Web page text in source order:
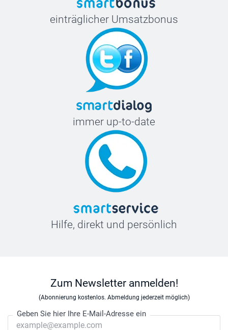
einträglicher Umsatzbonus
immer up-to-date
Hilfe, direkt und persönlich
Zum Newsletter anmelden!
(Abonnierung kostenlos. Abmeldung jederzeit möglich)
Geben Sie hier Ihre E-Mail-Adresse ein